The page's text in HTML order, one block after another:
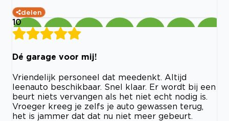
delen
10
Dé garage voor mij!
Vriendelijk personeel dat meedenkt. Altijd
leenauto beschikbaar. Snel klaar. Er wordt bij een
beurt niets vervangen als het niet echt nodig is.
Vroeger kreeg je zelfs je auto gewassen terug,
het is jammer dat dat nu niet meer gebeurt.